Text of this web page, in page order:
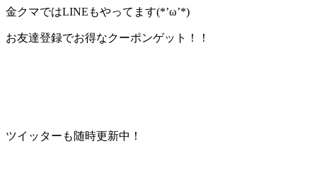
金クマではLINEもやってます(*’ω’*)
お友達登録でお得なクーポンゲット！！
ツイッターも随時更新中！